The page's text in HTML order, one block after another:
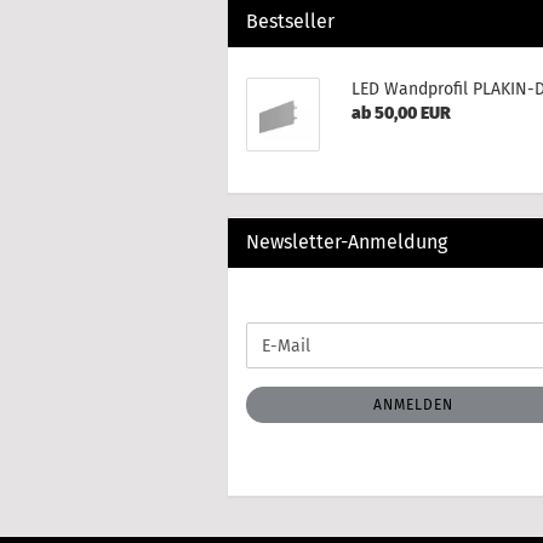
Bestseller
LED Wandprofil PLAKIN-
ab 50,00 EUR
Newsletter-Anmeldung
ZUR
ANMELDUNG
E-
Mail
ANMELDEN